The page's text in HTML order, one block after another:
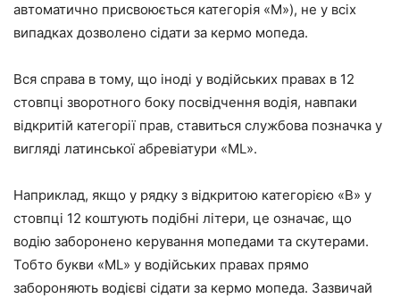
автоматично присвоюється категорія «М»), не у всіх
випадках дозволено сідати за кермо мопеда.
Вся справа в тому, що іноді у водійських правах в 12
стовпці зворотного боку посвідчення водія, навпаки
відкритій категорії прав, ставиться службова позначка у
вигляді латинської абревіатури «ML».
Наприклад, якщо у рядку з відкритою категорією «В» у
стовпці 12 коштують подібні літери, це означає, що
водію заборонено керування мопедами та скутерами.
Тобто букви «ML» у водійських правах прямо
забороняють водієві сідати за кермо мопеда. Зазвичай